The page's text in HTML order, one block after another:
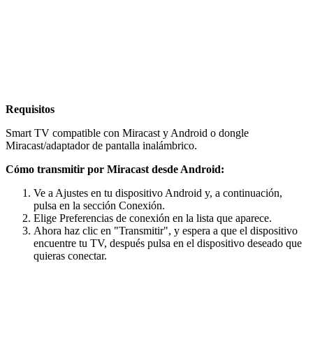
Requisitos
Smart TV compatible con Miracast y Android o dongle
Miracast/adaptador de pantalla inalámbrico.
Cómo transmitir por Miracast desde Android:
Ve a Ajustes en tu dispositivo Android y, a continuación,
pulsa en la sección Conexión.
Elige Preferencias de conexión en la lista que aparece.
Ahora haz clic en "Transmitir", y espera a que el dispositivo
encuentre tu TV, después pulsa en el dispositivo deseado que
quieras conectar.